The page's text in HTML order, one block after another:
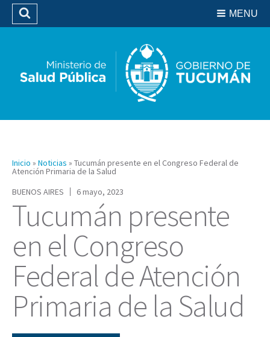
Biblioteca
MENU
Buscar
Inicio » Noticias » Tucumán presente en el Congreso Federal de
Atención Primaria de la Salud
BUENOS AIRES
6 mayo, 2023
Tucumán presente
en el Congreso
Federal de Atención
Primaria de la Salud